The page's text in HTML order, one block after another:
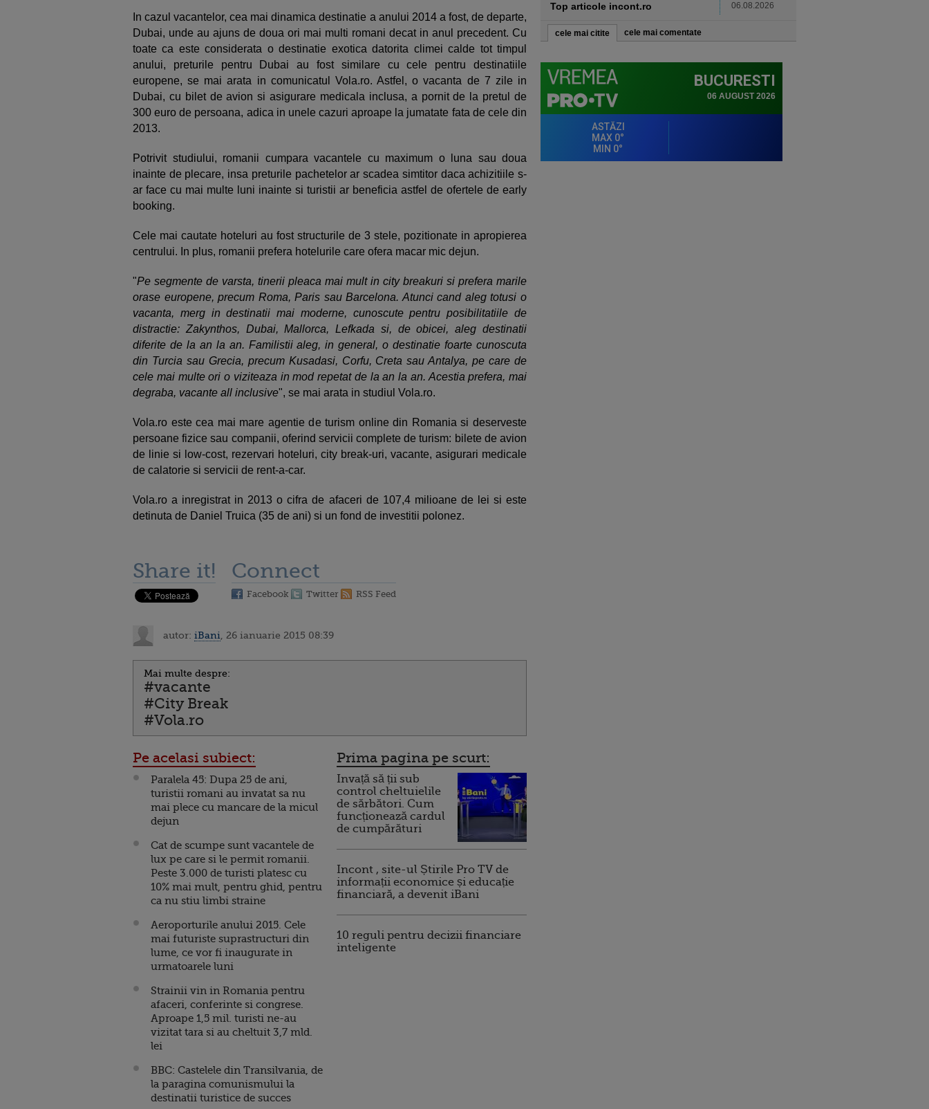
In cazul vacantelor, cea mai dinamica destinatie a anului 2014 a fost, de departe,
Dubai, unde au ajuns de doua ori mai multi romani decat in anul precedent. Cu
toate ca este considerata o destinatie exotica datorita climei calde tot timpul
anului, preturile pentru Dubai au fost similare cu cele pentru destinatiile
europene, se mai arata in comunicatul Vola.ro. Astfel, o vacanta de 7 zile in
Dubai, cu bilet de avion si asigurare medicala inclusa, a pornit de la pretul de
300 euro de persoana, adica in unele cazuri aproape la jumatate fata de cele din
2013.
Potrivit studiului, romanii cumpara vacantele cu maximum o luna sau doua
inainte de plecare, insa preturile pachetelor ar scadea simtitor daca achizitiile s-
ar face cu mai multe luni inainte si turistii ar beneficia astfel de ofertele de early
booking.
Cele mai cautate hoteluri au fost structurile de 3 stele, pozitionate in apropierea
centrului. In plus, romanii prefera hotelurile care ofera macar mic dejun.
"Pe segmente de varsta, tinerii pleaca mai mult in city breakuri si prefera marile
orase europene, precum Roma, Paris sau Barcelona. Atunci cand aleg totusi o
vacanta, merg in destinatii mai moderne, cunoscute pentru posibilitatiile de
distractie: Zakynthos, Dubai, Mallorca, Lefkada si, de obicei, aleg destinatii
diferite de la an la an. Familistii aleg, in general, o destinatie foarte cunoscuta
din Turcia sau Grecia, precum Kusadasi, Corfu, Creta sau Antalya, pe care de
cele mai multe ori o viziteaza in mod repetat de la an la an. Acestia prefera, mai
degraba, vacante all inclusive", se mai arata in studiul Vola.ro.
Vola.ro este cea mai mare agentie de turism online din Romania si deserveste
persoane fizice sau companii, oferind servicii complete de turism: bilete de avion
de linie si low-cost, rezervari hoteluri, city break-uri, vacante, asigurari medicale
de calatorie si servicii de rent-a-car.
Vola.ro a inregistrat in 2013 o cifra de afaceri de 107,4 milioane de lei si este
detinuta de Daniel Truica (35 de ani) si un fond de investitii polonez.
Share it! Connect
Facebook Twitter RSS Feed
autor: iBani , 26 ianuarie 2015 08:39
Mai multe despre:
#vacante
#City Break
#Vola.ro
Pe acelasi subiect:
Paralela 45: Dupa 25 de ani,
turistii romani au invatat sa nu
mai plece cu mancare de la micul
dejun
Cat de scumpe sunt vacantele de
lux pe care si le permit romanii.
Peste 3.000 de turisti platesc cu
10% mai mult, pentru ghid, pentru
ca nu stiu limbi straine
Aeroporturile anului 2015. Cele
mai futuriste suprastructuri din
lume, ce vor fi inaugurate in
urmatoarele luni
Strainii vin in Romania pentru
afaceri, conferinte si congrese.
Aproape 1,5 mil. turisti ne-au
vizitat tara si au cheltuit 3,7 mld.
lei
BBC: Castelele din Transilvania, de
la paragina comunismului la
destinatii turistice de succes
Prima pagina pe scurt:
Invață să ții sub
control cheltuielile
de sărbători. Cum
funcționează cardul
de cumpărături
Incont , site-ul Știrile Pro TV de
informații economice și educație
financiară, a devenit iBani
10 reguli pentru decizii financiare
inteligente
Top articole incont.ro 06.08.2026
cele mai citite cele mai comentate